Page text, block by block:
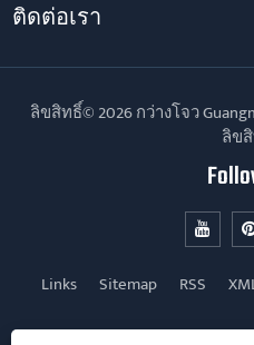
ติดต่อเรา
ลิขสิทธิ์© 2026 กว่างโจว
ลิข
Links Sitemap RSS